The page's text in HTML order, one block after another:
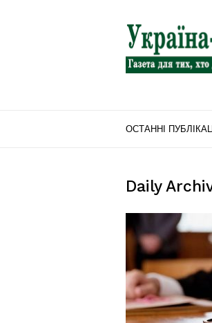
"Україна-
Центр"
ОСТАННІ
Daily